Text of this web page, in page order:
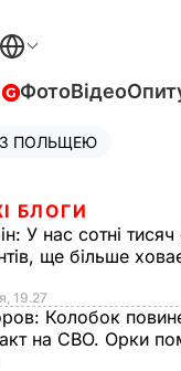
ФотоВідео
ПОЛЬЩЕЮ
БЛОГИ
У нас сотні тисяч
ще більше
19.27
Колобок
на СВО. Орки